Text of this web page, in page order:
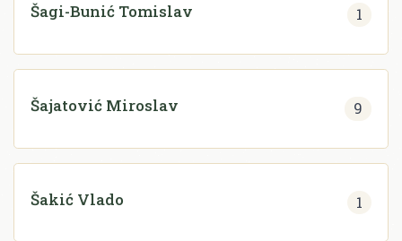
Šagi-Bunić Tomislav 1
Šajatović Miroslav 9
Šakić Vlado 1